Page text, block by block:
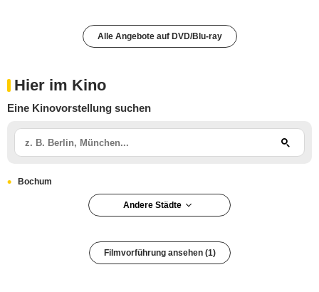
Alle Angebote auf DVD/Blu-ray
Hier im Kino
Eine Kinovorstellung suchen
Bochum
Andere Städte
Filmvorführung ansehen (1)